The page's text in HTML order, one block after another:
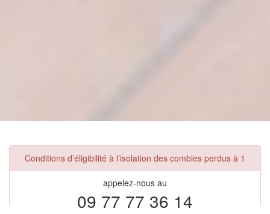
Conditions d’éligibilité à l’isolation des combles perdus à 1
appelez-nous au
09 77 77 36 14